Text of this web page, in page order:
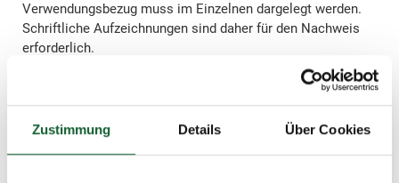
Zustimmung Details Über Cookies
Verwendungsbezug muss im Einzelnen dargelegt werden.
Schriftliche Aufzeichnungen sind daher für den Nachweis
erforderlich.